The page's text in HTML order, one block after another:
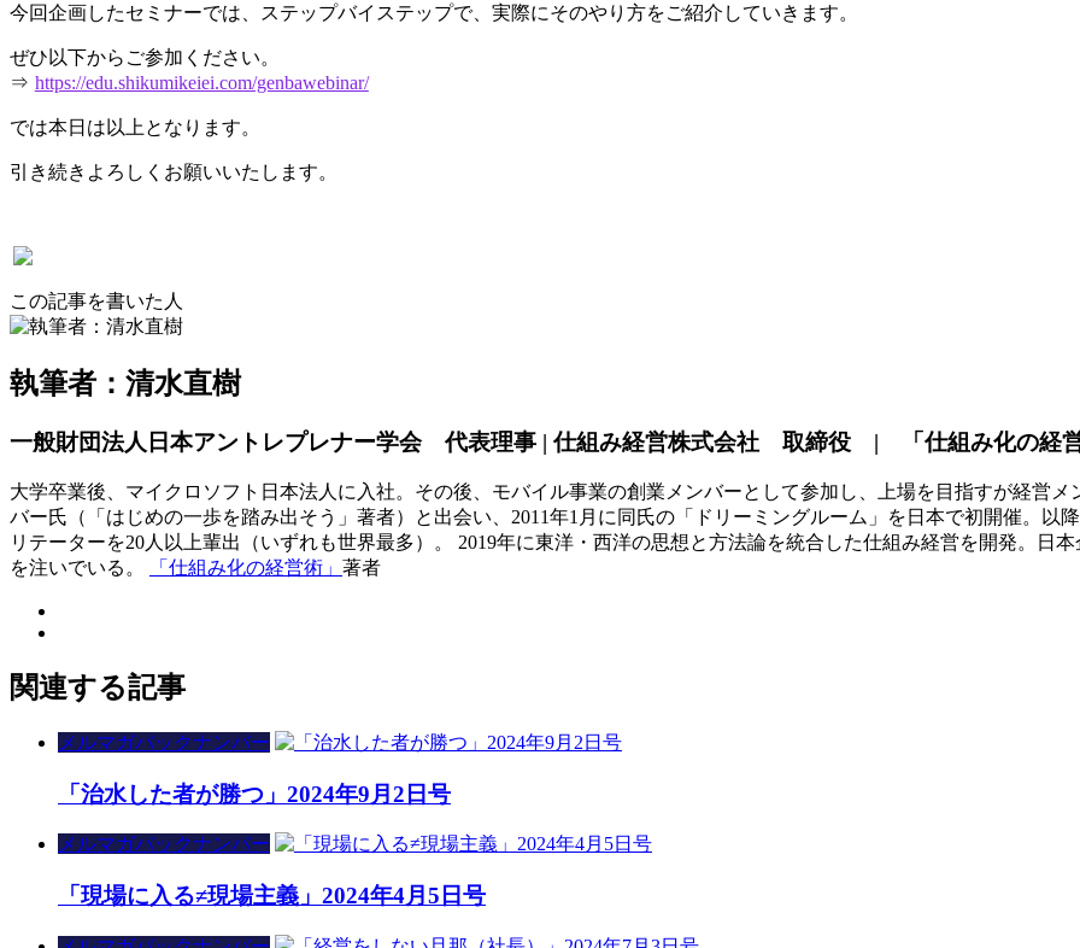
今回企画したセミナーでは、ステップバイステップで、実際にそのやり方をご紹介していきます。
ぜひ以下からご参加ください。
⇒ https://edu.shikumikeiei.com/genbawebinar/
では本日は以上となります。
引き続きよろしくお願いいたします。
この記事を書いた人
執筆者：清水直樹
一般財団法人日本アントレプレナー学会 代表理事 | 仕組み経営株式会社 取締役 | 「仕組み化の経
大学卒業後、マイクロソフト日本法人に入社。その後、モバイル事業の創業メンバーとして参加し、上場を目指すが経営
バー氏（「はじめの一歩を踏み出そう」著者）と出会い、2011年1月に同氏の「ドリーミングルーム」を日本で初開催。以
リテーターを20人以上輩出（いずれも世界最多）。 2019年に東洋・西洋の思想と方法論を統合した仕組み経営を開発。日
を注いでいる。
「仕組み化の経営術」 著者
関連する記事
メルマガバックナンバー
「治水した者が勝つ」2024年9月2日号
メルマガバックナンバー
「現場に入る≠現場主義」2024年4月5日号